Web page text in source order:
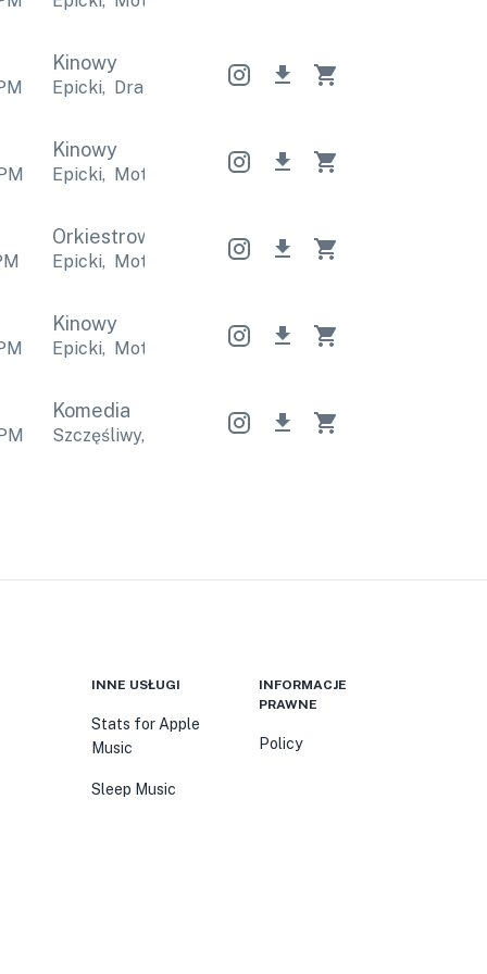
Kinowy
Epicki, Dramatyczny Epicki, Dramatyczny
Kinowy
Epicki, Motywacyjne Epicki, Motywacyjne
Orkiestrowy Orkiestrowy Orkiestrowy
Epicki, Motywacyjne Epicki, Motywacyjne
Kinowy
Epicki, Motywacyjne Epicki, Motywacyjne
Komedia
Szczęśliwy, Szczęśliwy Epicki
INNE USŁUGI
Stats for Apple
Music
Sleep Music
INFORMACJE
PRAWNE
Policy